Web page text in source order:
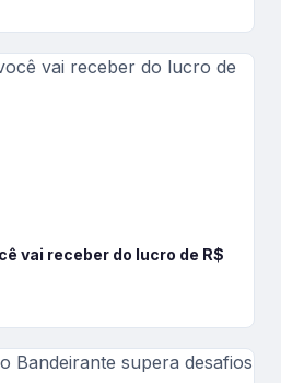
vai receber do lucro de R$